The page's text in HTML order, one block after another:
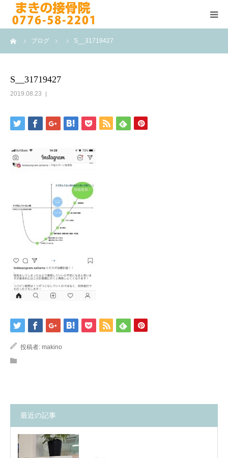
ブログ S__31719427
S__31719427
2019.08.23
投稿者: makino
最近の記事
HOME
医院案内
院長紹介